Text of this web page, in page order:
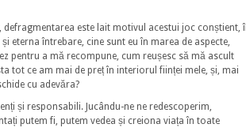
este lait motivul acestui joc conștient,
eterna întrebare, cine sunt eu în marea de aspecte,
pentru a mă recompune, cum reușesc să mă ascult
tot ce am mai de preț în interiorul ființei mele, și, mai
cu adevăra?
și responsabili. Jucându-ne ne redescoperim,
putem fi, putem vedea și creiona viața în toate